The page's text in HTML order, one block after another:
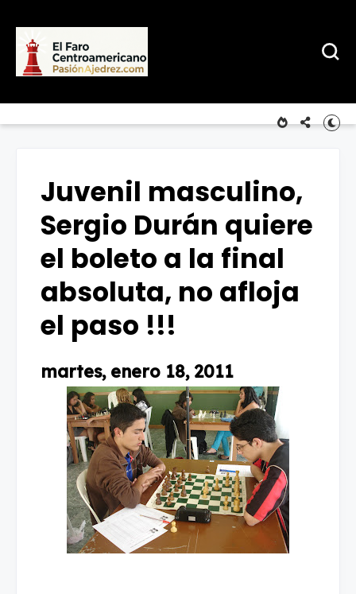
Juvenil masculino,
Sergio Durán quiere
el boleto a la final
absoluta, no afloja
el paso !!!
martes, enero 18, 2011